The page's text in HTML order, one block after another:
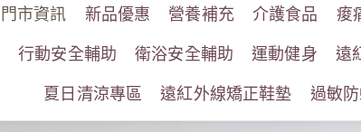
門市資訊 新品優惠 營養補充 介護食品 痠
行動安全輔助 衛浴安全輔助 運動健身 遠
夏日清涼專區
遠紅外線矯正鞋墊 過敏